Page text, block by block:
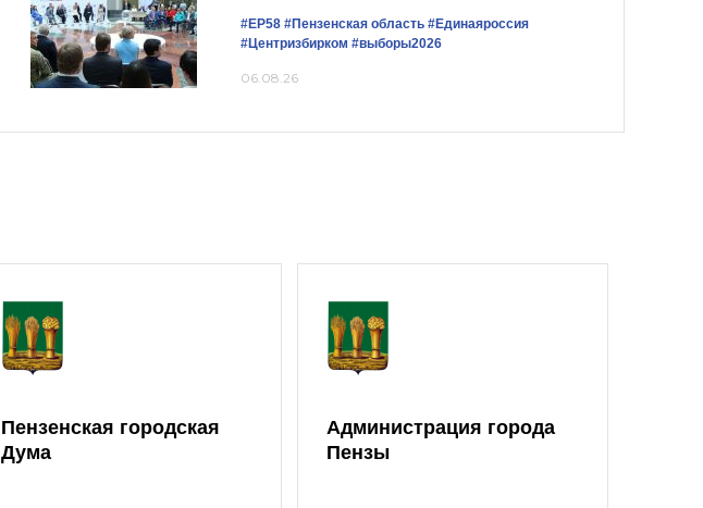
#ЕР58 #Пензенская область #Единаяроссия
#Центризбирком #выборы2026
06.08.26
Пензенская городская
Дума
Администрация города
Пензы